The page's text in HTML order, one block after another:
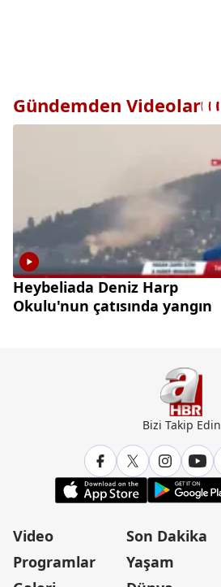
Gündemden Videolar
Heybeliada Deniz Harp
Okulu'nun çatısında yangın
Bizi Takip Edin
Video
Programlar
Son Dakika
Yaşam